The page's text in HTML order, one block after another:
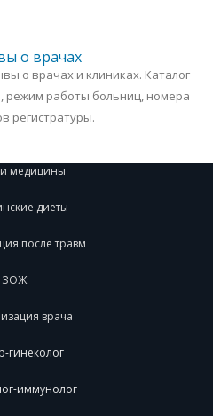
о врачах
о врачах и клиниках. Каталог
режим работы больниц, номера
регистратуры.
медицины
диеты
после травм
ЗОЖ
врача
гинеколог
иммунолог